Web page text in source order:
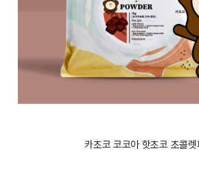
카초코 코코아 핫초코 초콜